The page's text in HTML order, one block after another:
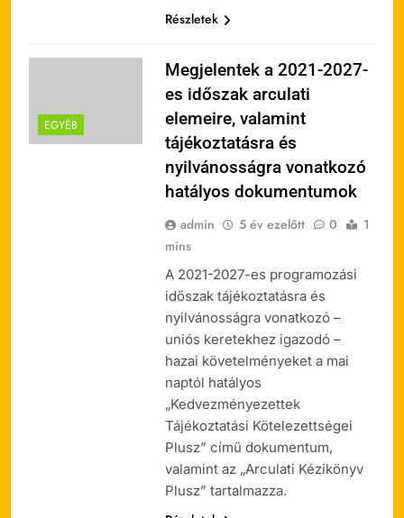
Részletek
EGYÉB
Megjelentek a 2021-2027-
es időszak arculati
elemeire, valamint
tájékoztatásra és
nyilvánosságra vonatkozó
hatályos dokumentumok
admin 5 év ezelőtt 0
1
mins
A 2021-2027-es programozási
időszak tájékoztatásra és
nyilvánosságra vonatkozó –
uniós keretekhez igazodó –
hazai követelményeket a mai
naptól hatályos
„Kedvezményezettek
Tájékoztatási Kötelezettségei
Plusz” című dokumentum,
valamint az „Arculati Kézikönyv
Plusz” tartalmazza.